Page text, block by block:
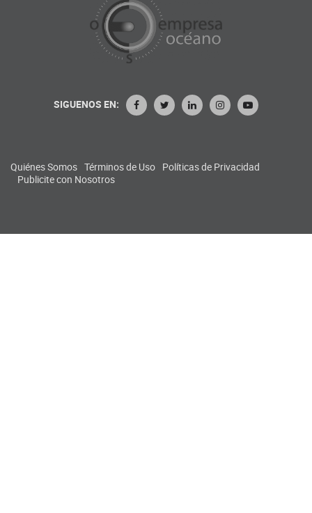
SIGUENOS EN:
Quiénes Somos Términos de Uso Políticas de Privacidad
Publicite con Nosotros